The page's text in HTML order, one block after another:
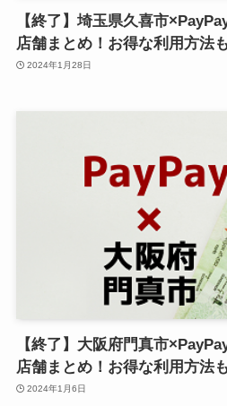
【終了】埼玉県久喜市
店舗まとめ！お得な利用方法
2024年1月28日
【終了】大阪府門真市
店舗まとめ！お得な利用方法
2024年1月6日